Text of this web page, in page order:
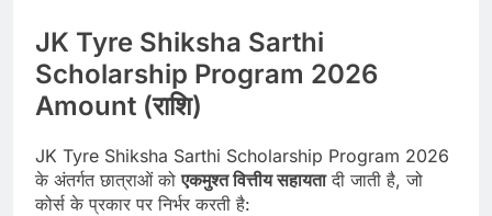
JK Tyre Shiksha Sarthi
Scholarship Program 2026
Amount (राशि)
JK Tyre Shiksha Sarthi Scholarship Program 2026
के अंतर्गत छात्राओं कोएकमुश्त वित्तीय सहायतादी जाती है, जो
कोर्स के प्रकार पर निर्भर करती है: